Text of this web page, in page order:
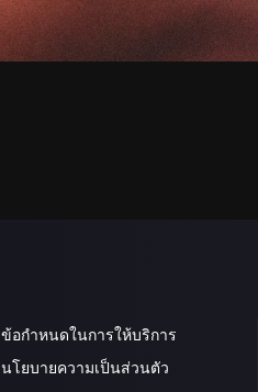
ข้อกำหนดในการให้บริการ
นโยบายความเป็นส่วนตัว